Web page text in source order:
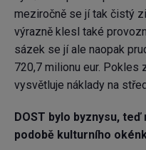
meziročně se jí tak čistý
výrazně klesl také
sázek se jí ale naopak
720,7 milionu eur.
vysvětluje náklady na
DOST bylo byznysu,
podobě kulturního